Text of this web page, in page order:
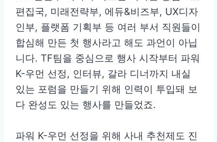
편집국, 미래전략부, 에듀&비즈부, UX디자
인부, 플랫폼 기획부 등 여러 부서 직원들이
합심해 만든 첫 행사라고 해도 과언이 아닙
니다. TF팀을 중심으로 행사 시작부터 파워
K-우먼 선정, 인터뷰, 갈라 디너까지 내실
있는 포럼을 만들기 위해 인력이 투입돼 보
다 완성도 있는 행사를 만들었죠.
파워 K-우먼 선정을 위해 사내 추천제도 진